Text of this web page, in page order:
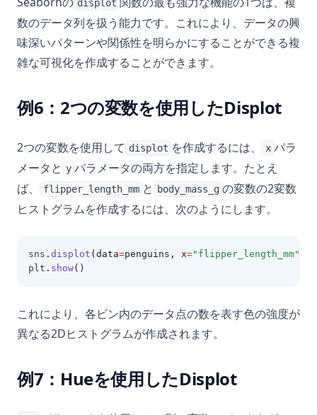
displot
数のデータ列を扱う能力です。これにより、データの興
味深いパターンや関係性を明らかにすることができる複
雑な可視化を作成することができます。
例6：2つの変数を使用したDisplot
2つの変数を使用して displot を作成するには、 x パラ
メータと y パラメータの両方を指定します。たとえ
ば、
flipper_length_mm と body_mass_g の変数の2変数
ヒストグラムを作成するには、次のようにします。
sns . displot (data=penguins, x="flipper_length_mm"
plt . show()
これにより、各ビン内のデータ点の数を表す色の強度が
異なる2Dヒストグラムが作成されます。
例7：Hueを使用したDisplot